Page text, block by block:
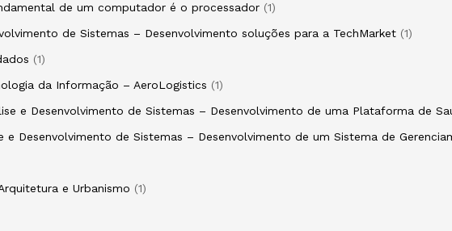
de um computador é o processador
1
de Sistemas – Desenvolvimento soluções para a TechMarket
1
1
da Informação – AeroLogistics
1
e Desenvolvimento de Sistemas – Desenvolvimento de uma Plataforma de
e Desenvolvimento de Sistemas – Desenvolvimento de um Sistema de
e Urbanismo
1